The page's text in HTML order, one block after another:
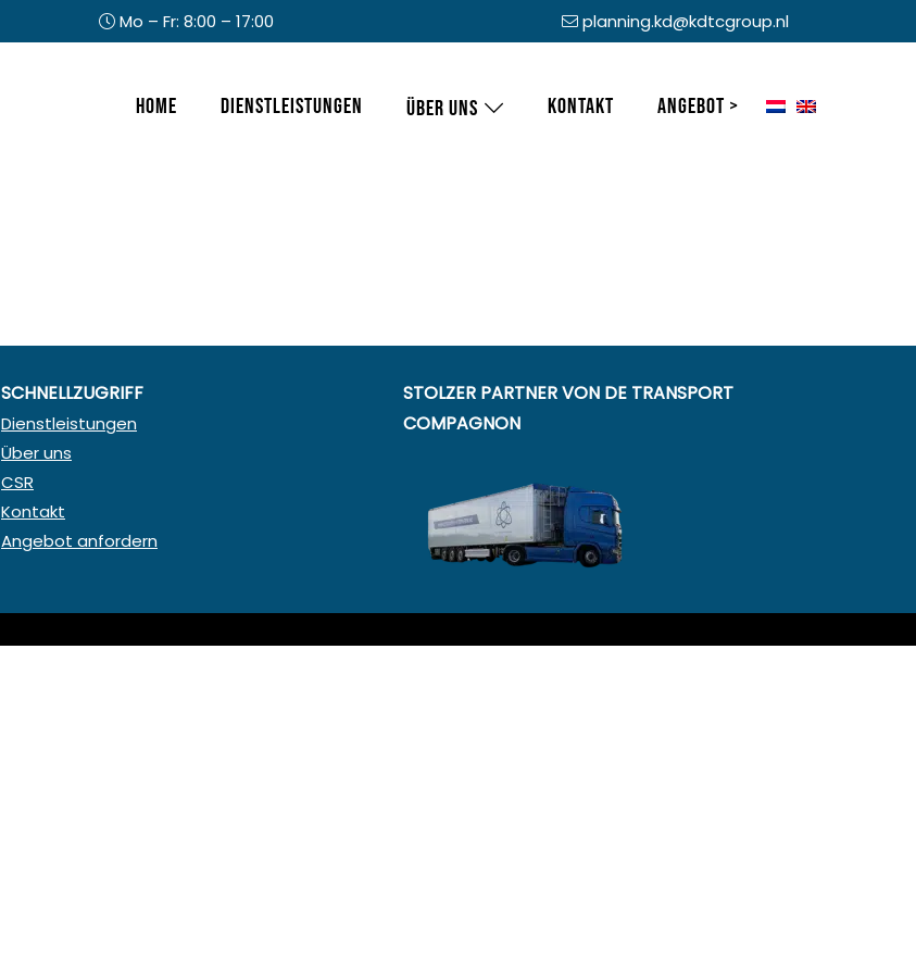
Mo – Fr: 8:00 – 17:00
planning.kd@kdtcgroup.nl
Home Dienstleistungen Über uns Kontakt Angebot >
SCHNELLZUGRIFF
Dienstleistungen
Über uns
CSR
Kontakt
Angebot anfordern
STOLZER PARTNER VON DE TRANSPORT
COMPAGNON